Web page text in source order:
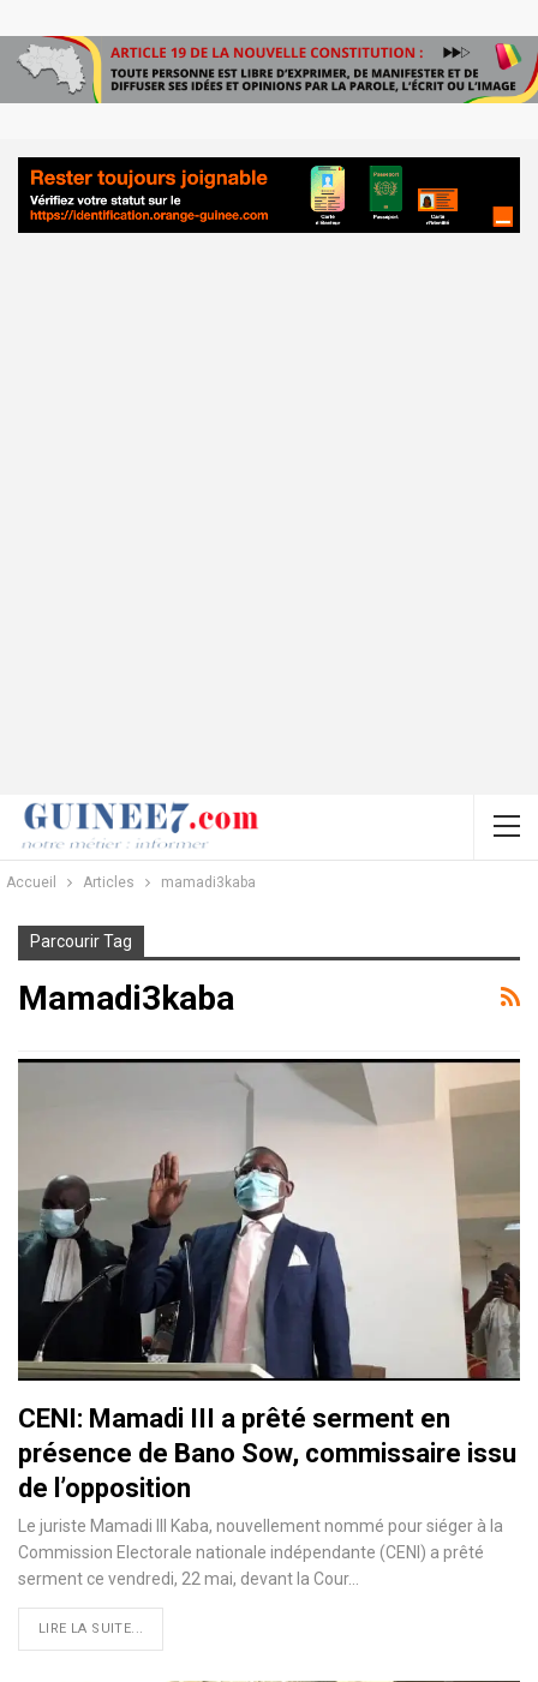
Accueil Articles mamadi3kaba
Parcourir Tag
Mamadi3kaba
CENI: Mamadi III a prêté serment en
présence de Bano Sow, commissaire issu
de l’opposition
Le juriste Mamadi III Kaba, nouvellement nommé pour siéger à la
Commission Electorale nationale indépendante (CENI) a prêté
serment ce vendredi, 22 mai, devant la Cour…
LIRE LA SUITE...